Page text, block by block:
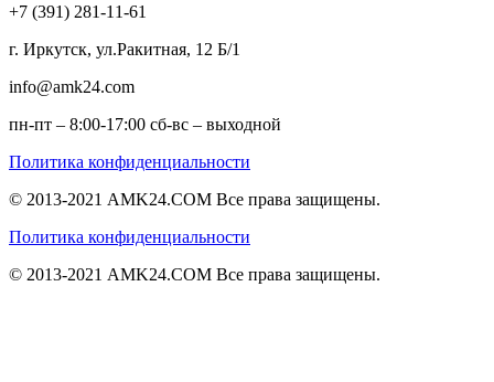
+7 (391) 281-11-61
г. Иркутск, ул.Ракитная, 12 Б/1
info@amk24.com
пн-пт – 8:00-17:00 сб-вс – выходной
Политика конфиденциальности
© 2013-2021 AMK24.COM Все права защищены.
Политика конфиденциальности
© 2013-2021 AMK24.COM Все права защищены.